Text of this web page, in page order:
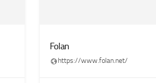
Folan
https://www.folan.net/